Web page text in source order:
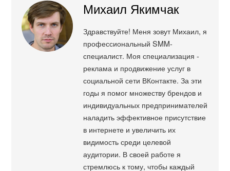
Михаил Якимчак
Здравствуйте! Меня зовут Михаил, я
профессиональный SMM-
специалист. Моя специализация -
реклама и продвижение услуг в
социальной сети ВКонтакте. За эти
годы я помог множеству брендов и
индивидуальных предпринимателей
наладить эффективное присутствие
в интернете и увеличить их
видимость среди целевой
аудитории. В своей работе я
стремлюсь к тому, чтобы каждый